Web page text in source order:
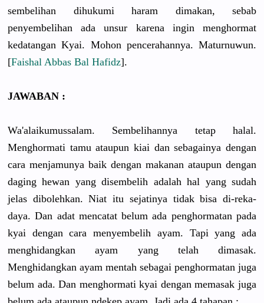
sembelihan dihukumi haram dimakan, sebab
penyembelihan ada unsur karena ingin menghormat
kedatangan Kyai. Mohon pencerahannya. Maturnuwun.
[Faishal Abbas Bal Hafidz].
JAWABAN :
Wa'alaikumussalam. Sembelihannya tetap halal.
Menghormati tamu ataupun kiai dan sebagainya dengan
cara menjamunya baik dengan makanan ataupun dengan
daging hewan yang disembelih adalah hal yang sudah
jelas dibolehkan. Niat itu sejatinya tidak bisa di-reka-
daya. Dan adat mencatat belum ada penghormatan pada
kyai dengan cara menyembelih ayam. Tapi yang ada
menghidangkan ayam yang telah dimasak.
Menghidangkan ayam mentah sebagai penghormatan juga
belum ada. Dan menghormati kyai dengan memasak juga